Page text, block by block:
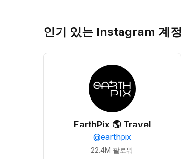
인기 있는 Instagram 계정
EarthPix 🌎 Travel
@earthpix
22.4M 팔로워